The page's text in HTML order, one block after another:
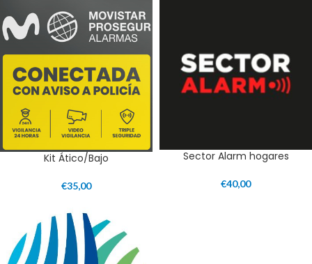
Kit Ático/Bajo
€35,00
Sector Alarm hogares
€40,00